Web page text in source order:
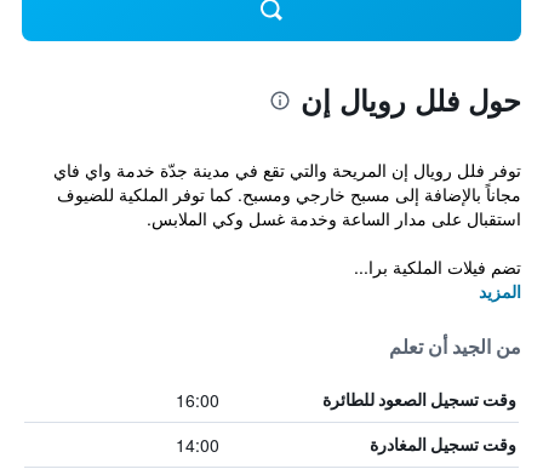
حول فلل رويال إن
توفر فلل رويال إن المريحة والتي تقع في مدينة جدّة خدمة واي فاي
مجاناً بالإضافة إلى مسبح خارجي ومسبح. كما توفر الملكية للضيوف
استقبال على مدار الساعة وخدمة غسل وكي الملابس.
تضم فيلات الملكية برا...
المزيد
من الجيد أن تعلم
وقت تسجيل الصعود للطائرة 16:00
وقت تسجيل المغادرة 14:00